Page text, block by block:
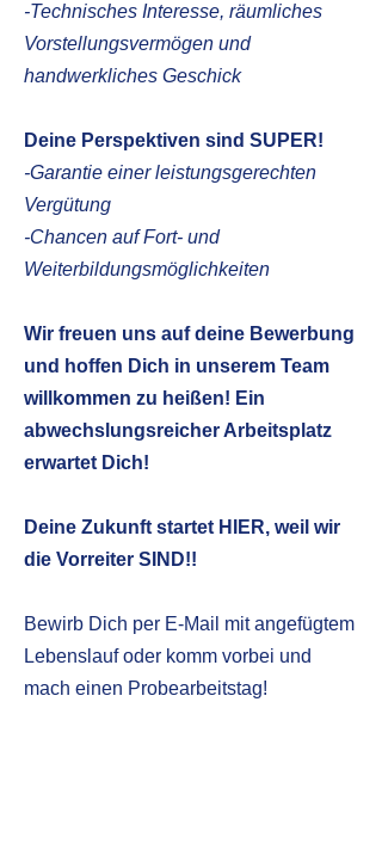
-Technisches Interesse, räumliches
Vorstellungsvermögen und
handwerkliches Geschick
Deine Perspektiven sind SUPER!
-Garantie einer leistungsgerechten
Vergütung
-Chancen auf Fort- und
Weiterbildungsmöglichkeiten
Wir freuen uns auf deine Bewerbung
und hoffen Dich in unserem Team
willkommen zu heißen! Ein
abwechslungsreicher Arbeitsplatz
erwartet Dich!
Deine Zukunft startet HIER, weil wir
die Vorreiter SIND!!
Bewirb Dich per E-Mail mit angefügtem
Lebenslauf oder komm vorbei und
mach einen Probearbeitstag!